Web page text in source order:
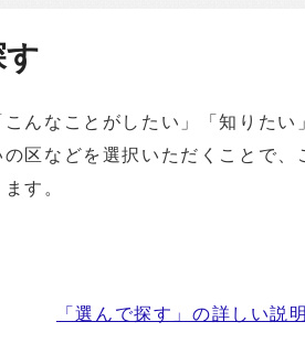
こんなことがしたい」「知りたい
区などを選択いただくことで、
す。
「選んで探す」の詳しい説